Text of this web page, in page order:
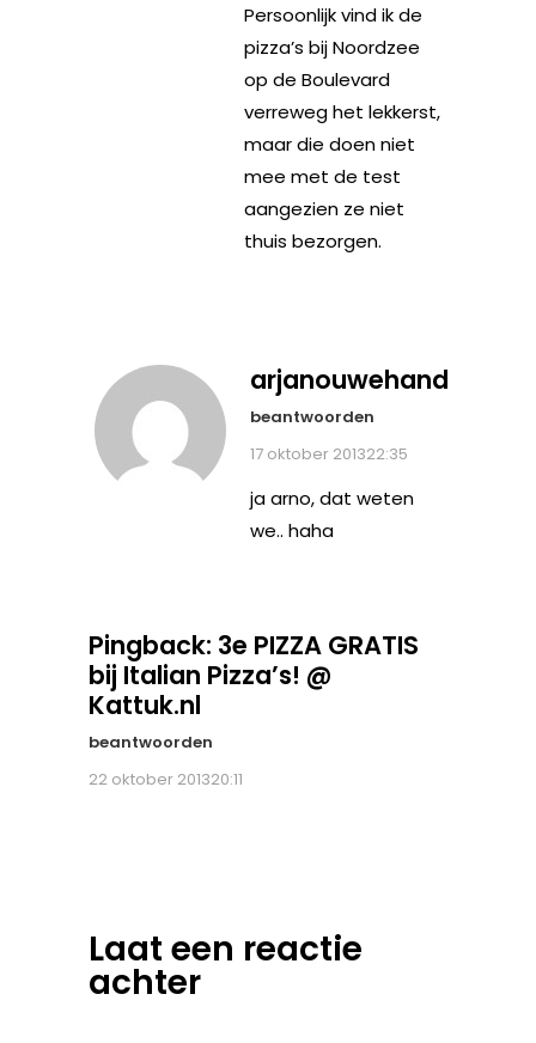
Persoonlijk vind ik de
pizza’s bij Noordzee
op de Boulevard
verreweg het lekkerst,
maar die doen niet
mee met de test
aangezien ze niet
thuis bezorgen.
arjanouwehand
beantwoorden
17 oktober 201322:35
ja arno, dat weten
we.. haha
Pingback: 3e PIZZA GRATIS
bij Italian Pizza’s! @
Kattuk.nl
beantwoorden
22 oktober 201320:11
Laat een reactie
achter